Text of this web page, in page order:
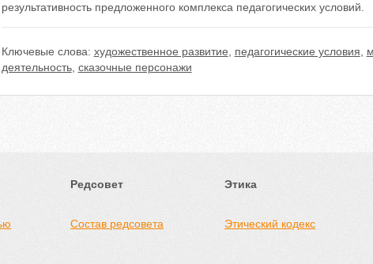
результативность предложенного комплекса педагогических условий.
Ключевые слова: художественное развитие педагогические условия
деятельность, сказочные персонажи
Редсовет
Состав редсовета
Этика
Этический кодекс